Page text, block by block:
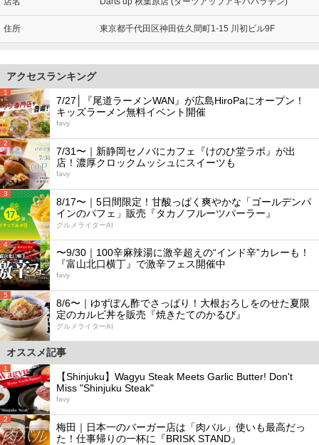
住所 東京都千代田区神田佐久間町1-15 川初ビル9F
アクセスランキング
1
7/27│『尾道ラーメンWAN』が広島HiroPaにオープン！
キッズラーメン無料イベント開催
favy
2
7/31〜｜新静岡セノバにカフェ『けのひ堂ラボ』が出
店！濃厚クロックムッシュにスイーツも
favy
3
8/17〜｜5日間限定！甘酸っぱく爽やかな「ゴールデンパ
インのパフェ」販売『タカノフルーツパーラー』
グルメライターAI
4
〜9/30｜100辛麻辣湯に激辛超えの“インド辛”カレーも！
『富山北口横丁』で激辛フェス開催中
favy
5
8/6〜｜ゆずぽん酢でさっぱり！大根おろしをのせた夏限
定のカルビ丼を販売『焼きたてのかるび』
グルメライターAI
オススメ記事
1
【Shinjuku】Wagyu Steak Meets Garlic Butter! Don't
Miss "Shinjuku Steak"
favy
2
梅田｜日本一のバーガー店は「肉バル」使いも最高だっ
た！仕事帰りの一杯に『BRISK STAND』